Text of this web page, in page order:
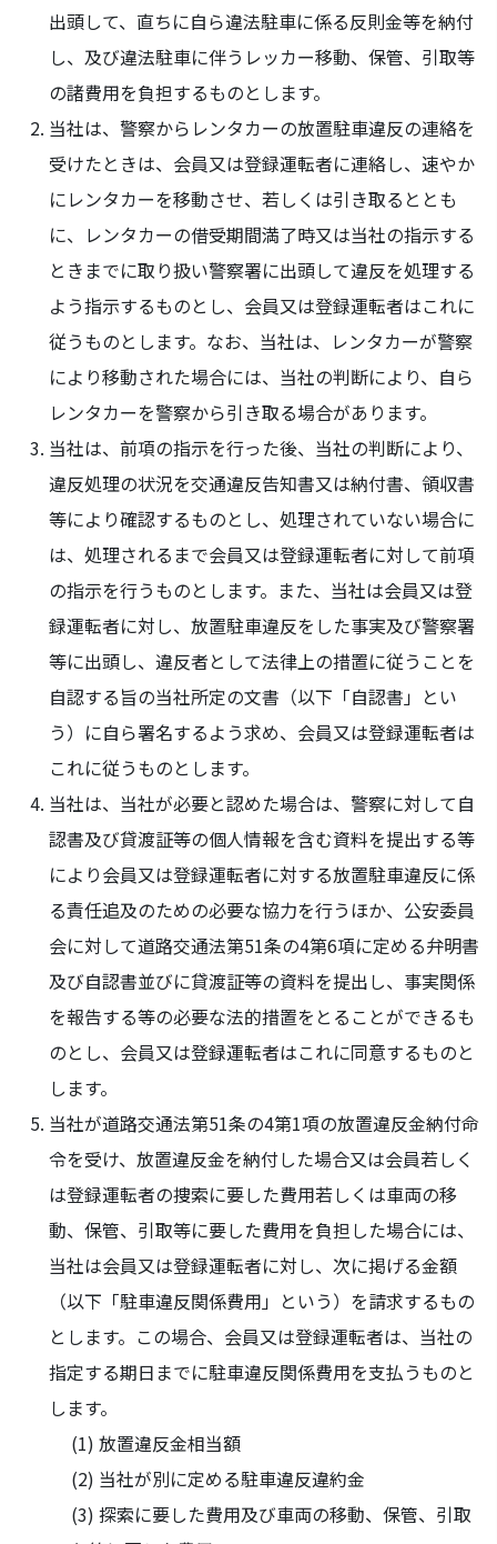
出頭して、直ちに自ら違法駐車に係る反則金等を納付
し、及び違法駐車に伴うレッカー移動、保管、引取等
の諸費用を負担するものとします。
当社は、警察からレンタカーの放置駐車違反の連絡を
受けたときは、会員又は登録運転者に連絡し、速やか
にレンタカーを移動させ、若しくは引き取るととも
に、レンタカーの借受期間満了時又は当社の指示する
ときまでに取り扱い警察署に出頭して違反を処理する
よう指示するものとし、会員又は登録運転者はこれに
従うものとします。なお、当社は、レンタカーが警察
により移動された場合には、当社の判断により、自ら
レンタカーを警察から引き取る場合があります。
当社は、前項の指示を行った後、当社の判断により、
違反処理の状況を交通違反告知書又は納付書、領収書
等により確認するものとし、処理されていない場合に
は、処理されるまで会員又は登録運転者に対して前項
の指示を行うものとします。また、当社は会員又は登
録運転者に対し、放置駐車違反をした事実及び警察署
等に出頭し、違反者として法律上の措置に従うことを
自認する旨の当社所定の文書（以下「自認書」とい
う）に自ら署名するよう求め、会員又は登録運転者は
これに従うものとします。
当社は、当社が必要と認めた場合は、警察に対して自
認書及び貸渡証等の個人情報を含む資料を提出する等
により会員又は登録運転者に対する放置駐車違反に係
る責任追及のための必要な協力を行うほか、公安委員
会に対して道路交通法第51条の4第6項に定める弁明書
及び自認書並びに貸渡証等の資料を提出し、事実関係
を報告する等の必要な法的措置をとることができるも
のとし、会員又は登録運転者はこれに同意するものと
します。
当社が道路交通法第51条の4第1項の放置違反金納付命
令を受け、放置違反金を納付した場合又は会員若しく
は登録運転者の捜索に要した費用若しくは車両の移
動、保管、引取等に要した費用を負担した場合には、
当社は会員又は登録運転者に対し、次に掲げる金額
（以下「駐車違反関係費用」という）を請求するもの
とします。この場合、会員又は登録運転者は、当社の
指定する期日までに駐車違反関係費用を支払うものと
します。
放置違反金相当額
当社が別に定める駐車違反違約金
探索に要した費用及び車両の移動、保管、引取